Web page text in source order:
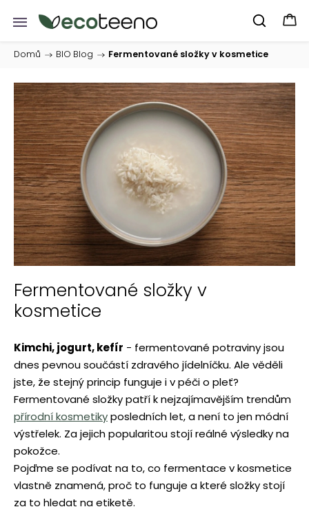
Domů / BIO Blog / Fermentované složky v kosmetice
Fermentované složky v
kosmetice
Kimchi, jogurt, kefír - fermentované potraviny jsou
dnes pevnou součástí zdravého jídelníčku. Ale věděli
jste, že stejný princip funguje i v péči o pleť?
Fermentované složky patří k nejzajímavějším trendům
přírodní kosmetikyposledních let, a není to jen módní
výstřelek. Za jejich popularitou stojí reálné výsledky na
pokožce.
Pojďme se podívat na to, co fermentace v kosmetice
vlastně znamená, proč to funguje a které složky stojí
za to hledat na etiketě.